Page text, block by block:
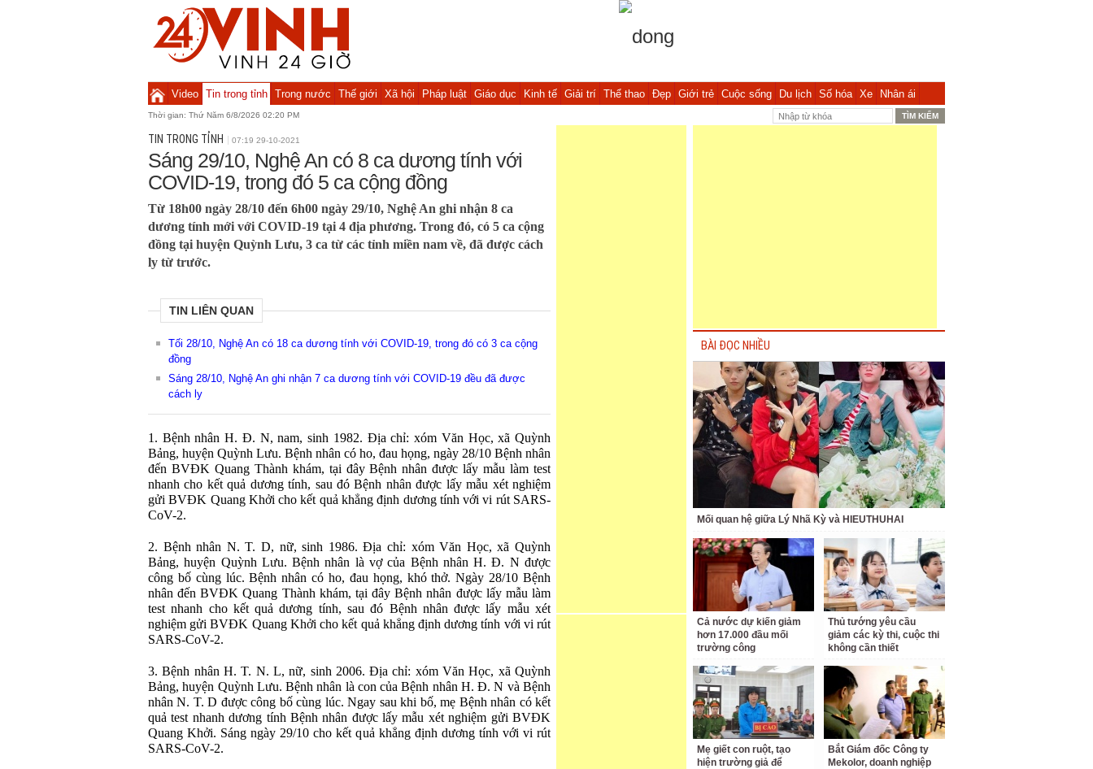
Video Tin trong tỉnh Trong nước Thế giới Xã hội Pháp luật Giáo dục Kinh tế Giải trí Thể thao Đẹp Giới trẻ Cuộc sống Du lịch Số hóa Xe Nhân ái
Thời gian: Thứ Năm 6/8/2026 02:20 PM
TIN TRONG TỈNH 07:19 29-10-2021
Sáng 29/10, Nghệ An có 8 ca dương tính với
COVID-19, trong đó 5 ca cộng đồng
Từ 18h00 ngày 28/10 đến 6h00 ngày 29/10, Nghệ An ghi nhận 8 ca
dương tính mới với COVID-19 tại 4 địa phương. Trong đó, có 5 ca cộng
đồng tại huyện Quỳnh Lưu, 3 ca từ các tỉnh miền nam về, đã được cách
ly từ trước.
TIN LIÊN QUAN
Tối 28/10, Nghệ An có 18 ca dương tính với COVID-19, trong đó có 3 ca cộng
đồng
Sáng 28/10, Nghệ An ghi nhận 7 ca dương tính với COVID-19 đều đã được
cách ly
1. Bệnh nhân H. Đ. N, nam, sinh 1982. Địa chỉ: xóm Văn Học, xã Quỳnh
Bảng, huyện Quỳnh Lưu. Bệnh nhân có ho, đau họng, ngày 28/10 Bệnh nhân
đến BVĐK Quang Thành khám, tại đây Bệnh nhân được lấy mẫu làm test
nhanh cho kết quả dương tính, sau đó Bệnh nhân được lấy mẫu xét nghiệm
gửi BVĐK Quang Khởi cho kết quả khẳng định dương tính với vi rút SARS-
CoV-2.
2. Bệnh nhân N. T. D, nữ, sinh 1986. Địa chỉ: xóm Văn Học, xã Quỳnh
Bảng, huyện Quỳnh Lưu. Bệnh nhân là vợ của Bệnh nhân H. Đ. N được
công bố cùng lúc. Bệnh nhân có ho, đau họng, khó thở. Ngày 28/10 Bệnh
nhân đến BVĐK Quang Thành khám, tại đây Bệnh nhân được lấy mẫu làm
test nhanh cho kết quả dương tính, sau đó Bệnh nhân được lấy mẫu xét
nghiệm gửi BVĐK Quang Khởi cho kết quả khẳng định dương tính với vi rút
SARS-CoV-2.
3. Bệnh nhân H. T. N. L, nữ, sinh 2006. Địa chỉ: xóm Văn Học, xã Quỳnh
Bảng, huyện Quỳnh Lưu. Bệnh nhân là con của Bệnh nhân H. Đ. N và Bệnh
nhân N. T. D được công bố cùng lúc. Ngay sau khi bố, mẹ Bệnh nhân có kết
quả test nhanh dương tính Bệnh nhân được lấy mẫu xét nghiệm gửi BVĐK
Quang Khởi. Sáng ngày 29/10 cho kết quả khẳng định dương tính với vi rút
SARS-CoV-2.
BÀI ĐỌC NHIỀU
Mối quan hệ giữa Lý Nhã Kỳ và HIEUTHUHAI
Cả nước dự kiến giảm
hơn 17.000 đầu mối
trường công
Thủ tướng yêu cầu
giảm các kỳ thi, cuộc thi
không cần thiết
Mẹ giết con ruột, tạo
hiện trường giả để
Bắt Giám đốc Công ty
Mekolor, doanh nghiệp